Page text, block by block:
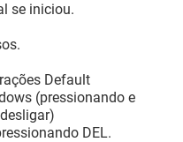
se iniciou.
Default
(pressionando e
DEL.